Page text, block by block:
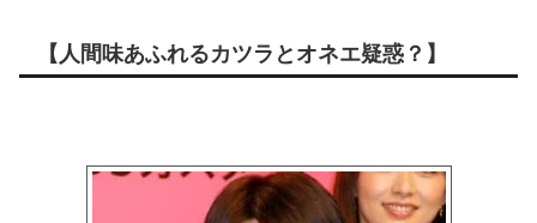
【人間味あふれるカツラとオネエ疑惑？】